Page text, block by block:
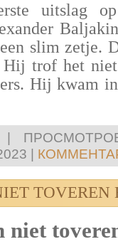
uitslag
slim zetje.
trof het
Hij kwam
|
|
TOVEREN
niet